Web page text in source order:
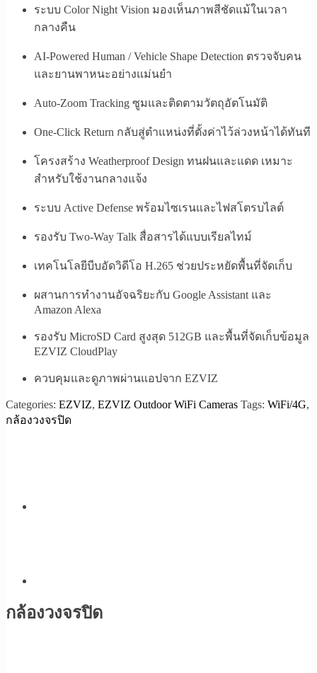
ระบบ Color Night Vision มองเห็นภาพสีชัดแม้ในเวลา
กลางคืน
AI-Powered Human / Vehicle Shape Detection ตรวจจับคน
และยานพาหนะอย่างแม่นยำ
Auto-Zoom Tracking ซูมและติดตามวัตถุอัตโนมัติ
One-Click Return กลับสู่ตำแหน่งที่ตั้งค่าไว้ล่วงหน้าได้ทันที
โครงสร้าง Weatherproof Design ทนฝนและแดด เหมาะ
สำหรับใช้งานกลางแจ้ง
ระบบ Active Defense พร้อมไซเรนและไฟสโตรบไลต์
รองรับ Two-Way Talk สื่อสารได้แบบเรียลไทม์
เทคโนโลยีบีบอัดวิดีโอ H.265 ช่วยประหยัดพื้นที่จัดเก็บ
ผสานการทำงานอัจฉริยะกับ Google Assistant และ
Amazon Alexa
รองรับ MicroSD Card สูงสุด 512GB และพื้นที่จัดเก็บข้อมูล
EZVIZ CloudPlay
ควบคุมและดูภาพผ่านแอปจาก EZVIZ
Categories: EZVIZ, EZVIZ Outdoor WiFi Cameras Tags: WiFi/4G,
กล้องวงจรปิด
กล้องวงจรปิด